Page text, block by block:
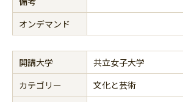
オンデマンド
開講大学
共立女子大学
カテゴリー
文化と芸術